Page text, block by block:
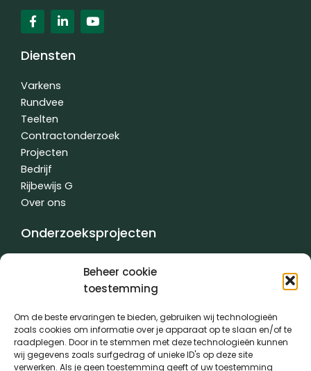
Beheer cookie
toestemming
Om de beste ervaringen te bieden, gebruiken wij technologieën
zoals cookies om informatie over je apparaat op te slaan en/of te
raadplegen. Door in te stemmen met deze technologieën kunnen
wij gegevens zoals surfgedrag of unieke ID's op deze site
verwerken. Als je geen toestemming geeft of uw toestemming
F
a
c
e
b
o
k
-
f
L
i
n
k
e
n
-
n
Y
o
u
Diensten
Varkens
Rundvee
Teelten
Contractonderzoek
Projecten
Bedrijf
Rijbewijs G
Over ons
Onderzoeksprojecten
Contractwerk
Water
Andere